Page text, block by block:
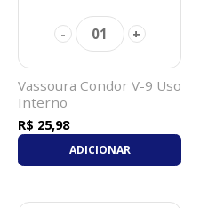
- 01 +
Vassoura Condor V-9 Uso
Interno
R$ 25,98
ADICIONAR